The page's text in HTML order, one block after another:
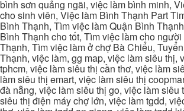
bình sơn quảng ngãi, việc làm bình minh,
cho sinh viên, Việc làm Bình Thạnh Part
Bình Thạnh, Tìm việc làm Quận Bình
Bình Thạnh cho tốt, Tìm việc làm cho
Thạnh, Tìm việc làm ở chợ Bà Chiểu,
Thạnh, việc làm, gg map, việc làm siêu thị,
tphcm, việc làm siêu thị cần thơ, việc làm
làm siêu thị emart, việc làm siêu thị
đà nẵng, việc làm siêu thị go, việc làm siêu
siêu thị điện máy chợ lớn, việc làm tgdd,